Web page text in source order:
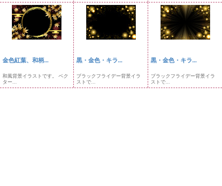
金色紅葉、和柄...
和風背景イラストです。 ベク
ター...
黒・金色・キラ...
ブラックフライデー背景イラ
ストで...
黒・金色・キラ...
ブラックフライデー背景イラ
ストで...